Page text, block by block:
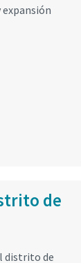
de
distrito de